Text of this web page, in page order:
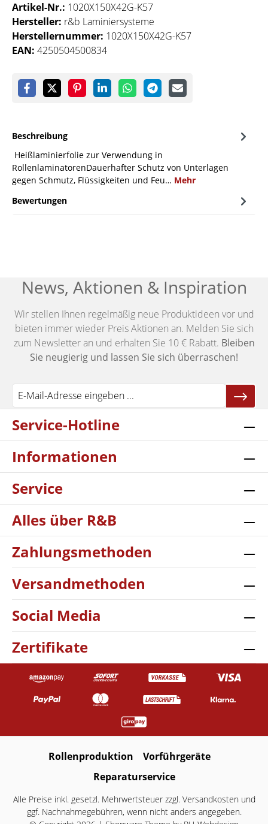
Artikel-Nr.: 1020X150X42G-K57
Hersteller: r&b Laminiersysteme
Herstellernummer: 1020X150X42G-K57
EAN: 4250504500834
Beschreibung
Heißlaminierfolie zur Verwendung in
RollenlaminatorenDauerhafter Schutz von Unterlagen
gegen Schmutz, Flüssigkeiten und Feu… Mehr
Bewertungen
News, Aktionen & Inspiration
Wir stellen Ihnen regelmäßig neue Produktideen vor und
bieten immer wieder Preis Aktionen an. Melden Sie sich
zum Newsletter an und erhalten Sie 10 € Rabatt. Bleiben
Sie neugierig und lassen Sie sich überraschen!
Service-Hotline
Informationen
Service
Alles über R&B
Zahlungsmethoden
Versandmethoden
Social Media
Zertifikate
Rollenproduktion
Vorführgeräte
Reparaturservice
Alle Preise inkl. gesetzl. Mehrwertsteuer zzgl. Versandkostenund
ggf. Nachnahmegebühren, wenn nicht anders angegeben.